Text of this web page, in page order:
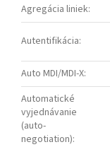
Agregácia liniek:
Autentifikácia:
Auto MDI/MDI-X:
Automatické
vyjednávanie
(auto-
negotiation):